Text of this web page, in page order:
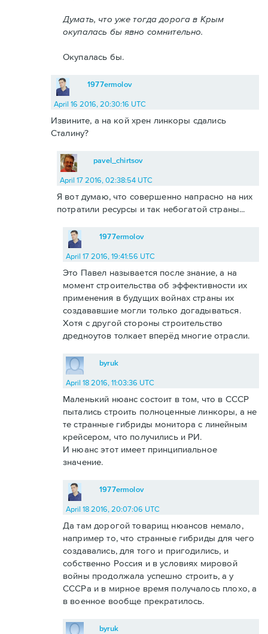
Думать, что уже тогда дорога в Крым
окупалась бы явно сомнительно.
Окупалась бы.
1977ermolov
April 16 2016, 20:30:16 UTC
Извините, а на кой хрен линкоры сдались
Сталину?
pavel_chirtsov
April 17 2016, 02:38:54 UTC
Я вот думаю, что совершенно напрасно на них
потратили ресурсы и так небогатой страны...
1977ermolov
April 17 2016, 19:41:56 UTC
Это Павел называется после знание, а на
момент строительства об эффективности их
применения в будущих войнах страны их
создававшие могли только догадываться.
Хотя с другой стороны строительство
дредноутов толкает вперёд многие отрасли.
byruk
April 18 2016, 11:03:36 UTC
Маленький нюанс состоит в том, что в СССР
пытались строить полноценные линкоры, а не
те странные гибриды монитора с линейным
крейсером, что получились и РИ.
И нюанс этот имеет принципиальное
значение.
1977ermolov
April 18 2016, 20:07:06 UTC
Да там дорогой товарищ нюансов немало,
например то, что странные гибриды для чего
создавались, для того и пригодились, и
собственно Россия и в условиях мировой
войны продолжала успешно строить, а у
СССРа и в мирное время получалось плохо, а
в военное вообще прекратилось.
byruk